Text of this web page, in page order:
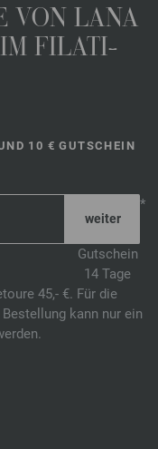
VON LANA
FILATI-
10 € GUTSCHEIN
*
Gutschein
14 Tage
45,- €. Für die
kann nur ein